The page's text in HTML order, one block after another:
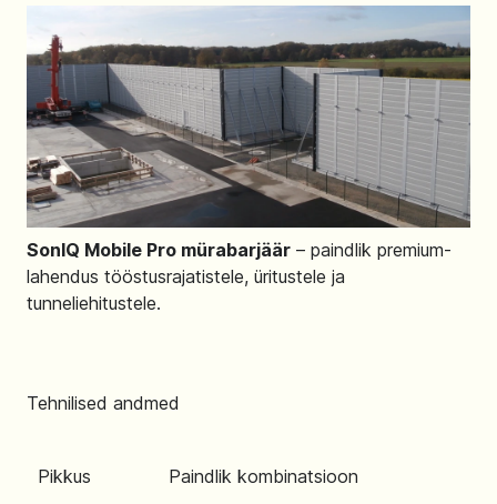
SonIQ Mobile Pro mürabarjäär – paindlik premium-
lahendus tööstusrajatistele, üritustele ja
tunneliehitustele.
Tehnilised andmed
Pikkus Paindlik kombinatsioon